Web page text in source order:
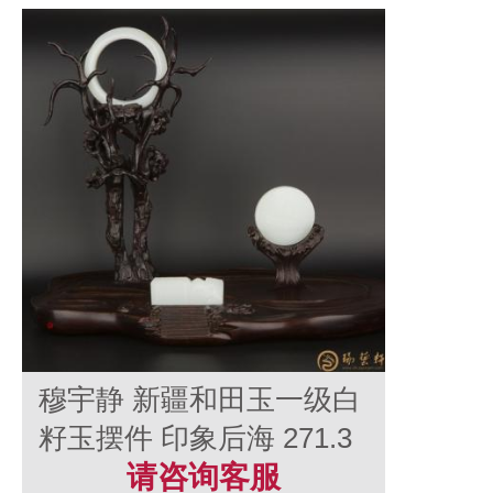
穆宇静 新疆和田玉一级白
籽玉摆件 印象后海 271.3
请咨询客服